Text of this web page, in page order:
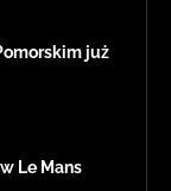
już
Le Mans